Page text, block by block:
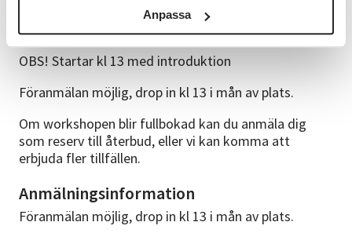
Anpassa
Pris:250 kr, betalas på plats till ledaren.
OBS! Startar kl 13 med introduktion
Föranmälan möjlig, drop in kl 13 i mån av plats.
Om workshopen blir fullbokad kan du anmäla dig
som reserv till återbud, eller vi kan komma att
erbjuda fler tillfällen.
Anmälningsinformation
Föranmälan möjlig, drop in kl 13 i mån av plats.